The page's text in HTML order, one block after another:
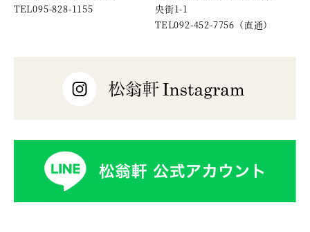
TEL095-828-1155
央街1-1
TEL092-452-7756 （直通）